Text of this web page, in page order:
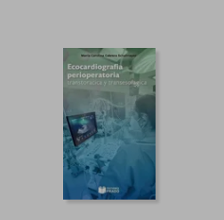
45%
dcto.